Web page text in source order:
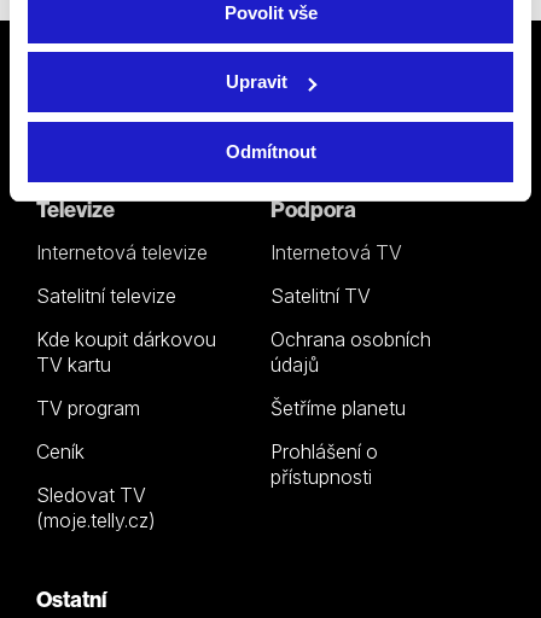
Povolit vše
Upravit
Odmítnout
Televize
Internetová televize
Satelitní televize
Kde koupit dárkovou
TV kartu
TV program
Ceník
Sledovat TV
(moje.telly.cz)
Podpora
Internetová TV
Satelitní TV
Ochrana osobních
údajů
Šetříme planetu
Prohlášení o
přístupnosti
Ostatní